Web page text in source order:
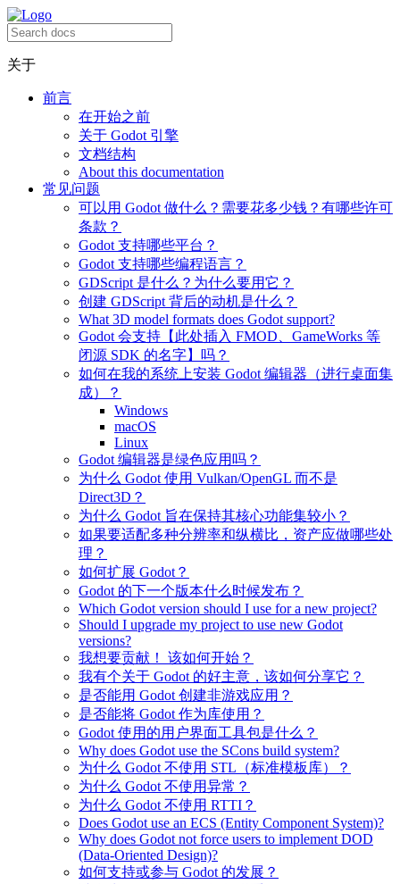
关于
前言
在开始之前
关于 Godot 引擎
文档结构
About this documentation
常见问题
可以用 Godot 做什么？需要花多少钱？有哪些许可
条款？
Godot 支持哪些平台？
Godot 支持哪些编程语言？
GDScript 是什么？为什么要用它？
创建 GDScript 背后的动机是什么？
What 3D model formats does Godot support?
Godot 会支持【此处插入 FMOD、GameWorks 等
闭源 SDK 的名字】吗？
如何在我的系统上安装 Godot 编辑器（进行桌面集
成）？
Windows
macOS
Linux
Godot 编辑器是绿色应用吗？
为什么 Godot 使用 Vulkan/OpenGL 而不是
Direct3D？
为什么 Godot 旨在保持其核心功能集较小？
如果要适配多种分辨率和纵横比，资产应做哪些处
理？
如何扩展 Godot？
Godot 的下一个版本什么时候发布？
Which Godot version should I use for a new project?
Should I upgrade my project to use new Godot
versions?
我想要贡献！ 该如何开始？
我有个关于 Godot 的好主意，该如何分享它？
是否能用 Godot 创建非游戏应用？
是否能将 Godot 作为库使用？
Godot 使用的用户界面工具包是什么？
Why does Godot use the SCons build system?
为什么 Godot 不使用 STL（标准模板库）？
为什么 Godot 不使用异常？
为什么 Godot 不使用 RTTI？
Does Godot use an ECS (Entity Component System)?
Why does Godot not force users to implement DOD
(Data-Oriented Design)?
如何支持或参与 Godot 的发展？